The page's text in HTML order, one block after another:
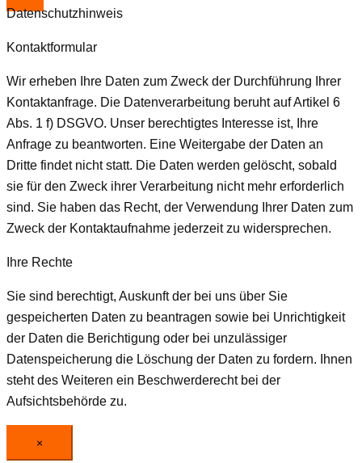
Datenschutzhinweis
Kontaktformular
Wir erheben Ihre Daten zum Zweck der Durchführung Ihrer
Kontaktanfrage. Die Datenverarbeitung beruht auf Artikel 6
Abs. 1 f) DSGVO. Unser berechtigtes Interesse ist, Ihre
Anfrage zu beantworten. Eine Weitergabe der Daten an
Dritte findet nicht statt. Die Daten werden gelöscht, sobald
sie für den Zweck ihrer Verarbeitung nicht mehr erforderlich
sind. Sie haben das Recht, der Verwendung Ihrer Daten zum
Zweck der Kontaktaufnahme jederzeit zu widersprechen.
Ihre Rechte
Sie sind berechtigt, Auskunft der bei uns über Sie
gespeicherten Daten zu beantragen sowie bei Unrichtigkeit
der Daten die Berichtigung oder bei unzulässiger
Datenspeicherung die Löschung der Daten zu fordern. Ihnen
steht des Weiteren ein Beschwerderecht bei der
Aufsichtsbehörde zu.
×